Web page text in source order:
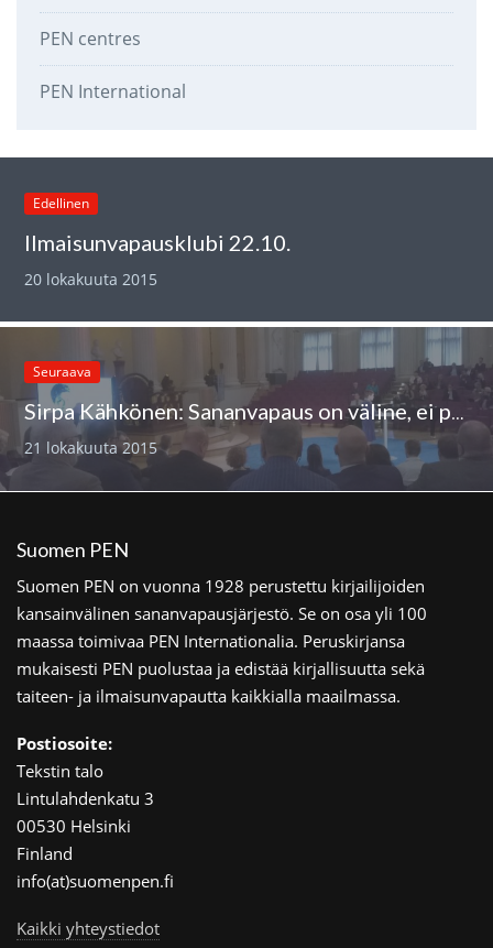
PEN centres
PEN International
Edellinen
Ilmaisunvapausklubi 22.10.
20 lokakuuta 2015
Seuraava
Sirpa Kähkönen: Sananvapaus on väline, ei päämäärä
21 lokakuuta 2015
Suomen PEN
Suomen PEN on vuonna 1928 perustettu kirjailijoiden
kansainvälinen sananvapausjärjestö. Se on osa yli 100
maassa toimivaa PEN Internationalia. Peruskirjansa
mukaisesti PEN puolustaa ja edistää kirjallisuutta sekä
taiteen- ja ilmaisunvapautta kaikkialla maailmassa.
Postiosoite:
Tekstin talo
Lintulahdenkatu 3
00530 Helsinki
Finland
info(at)suomenpen.fi
Kaikki yhteystiedot